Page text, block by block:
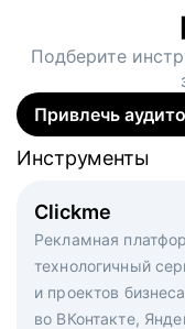
Подберите
Привлечь
Clickme
Рекламная
технологичный
и проектов
во ВКонтакте,
Инструменты
Вакансия дня
Рекламный формат
hh.ru. Увеличивает
Инструменты
Массовый подбор
кандидатов и
маркетологи,
hh.ru с целым
Инструменты